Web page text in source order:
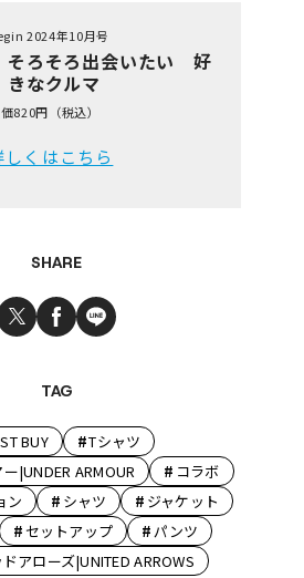
2024年10月号
そろそろ出会いたい 好
きなクルマ
820円（税込）
しくはこちら
SHARE
TAG
BUY #Tシャツ
|UNDER ARMOUR # コラボ
ン # シャツ # ジャケット
# セットアップ #パンツ
アローズ|UNITED ARROWS